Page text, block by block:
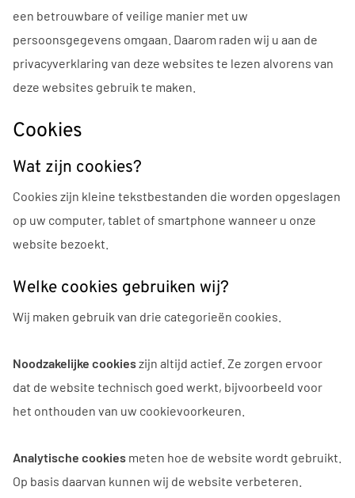
een betrouwbare of veilige manier met uw
persoonsgegevens omgaan. Daarom raden wij u aan de
privacyverklaring van deze websites te lezen alvorens van
deze websites gebruik te maken.
Cookies
Wat zijn cookies?
Cookies zijn kleine tekstbestanden die worden opgeslagen
op uw computer, tablet of smartphone wanneer u onze
website bezoekt.
Welke cookies gebruiken wij?
Wij maken gebruik van drie categorieën cookies.
Noodzakelijke cookieszijn altijd actief. Ze zorgen ervoor
dat de website technisch goed werkt, bijvoorbeeld voor
het onthouden van uw cookievoorkeuren.
Analytische cookies meten hoe de website wordt gebruikt.
Op basis daarvan kunnen wij de website verbeteren.